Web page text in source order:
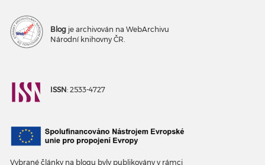
Blog je archivován na WebArchivu
Národní knihovny ČR.
ISSN: 2533-4727
Vybrané články na blogu byly publikovány v rámci